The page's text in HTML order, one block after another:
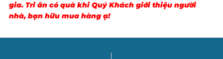
gia. Tri ân có quà khi Quý Khách giới thiệu người
nhà, bạn hữu mua hàng ạ!